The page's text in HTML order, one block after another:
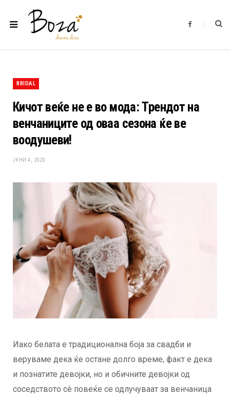
F
b
BRIDAL
Кичот веќе не е во мода: Трендот на
венчаниците од оваа сезона ќе ве
воодушеви!
ЈУНИ 4, 2020
Иако белата е традиционална боја за свадби и
веруваме дека ќе остане долго време, факт е дека
и познатите девојки, но и обичните девојки од
соседството сè повеќе се одлучуваат за венчаница